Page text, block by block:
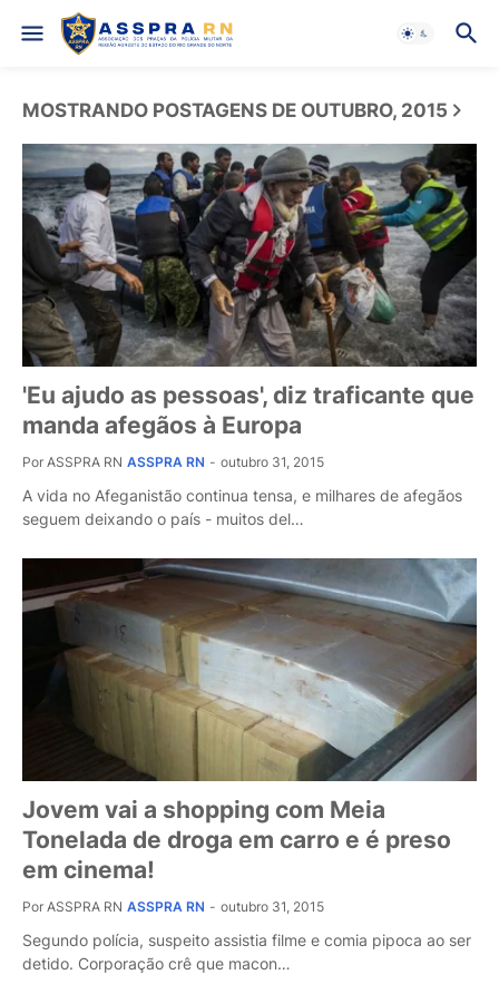
MOSTRANDO POSTAGENS DE OUTUBRO, 2015
'Eu ajudo as pessoas', diz traficante que
manda afegãos à Europa
Por ASSPRA RN ASSPRA RN - outubro 31, 2015
A vida no Afeganistão continua tensa, e milhares de afegãos
seguem deixando o país - muitos del…
Jovem vai a shopping com Meia
Tonelada de droga em carro e é preso
em cinema!
Por ASSPRA RN ASSPRA RN - outubro 31, 2015
Segundo polícia, suspeito assistia filme e comia pipoca ao ser
detido. Corporação crê que macon…